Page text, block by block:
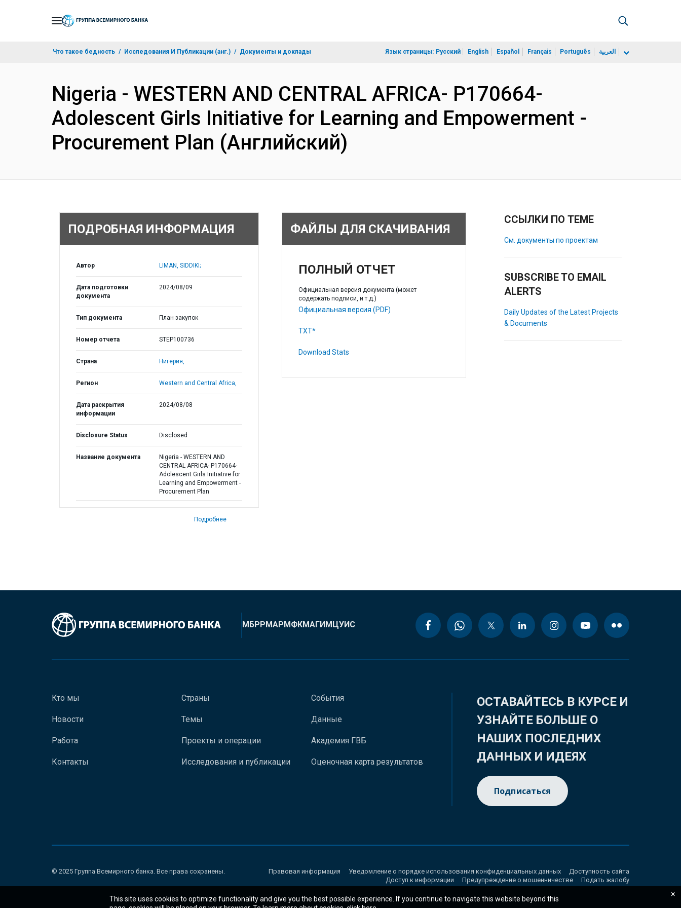
Что такое бедность Исследования И Публикации (анг.) Документы и доклады Язык страницы: Русский English Español Français Português العربية
Nigeria - WESTERN AND CENTRAL AFRICA- P170664-
Adolescent Girls Initiative for Learning and Empowerment -
Procurement Plan (Английский)
ПОДРОБНАЯ ИНФОРМАЦИЯ
Автор LIMAN, SIDDIKI;
Дата подготовки
документа
2024/08/09
Тип документа План закупок
Номер отчета STEP100736
Страна Нигерия,
Регион Western and Central Africa,
Дата раскрытия
информации
2024/08/08
Disclosure Status Disclosed
Название документа
Nigeria - WESTERN AND
CENTRAL AFRICA- P170664-
Adolescent Girls Initiative for
Learning and Empowerment -
Procurement Plan
Подробнее
ФАЙЛЫ ДЛЯ СКАЧИВАНИЯ
ПОЛНЫЙ ОТЧЕТ
Официальная версия документа (может
содержать подписи, и т.д.)
Официальная версия (PDF)
TXT*
Download Stats
ССЫЛКИ ПО ТЕМЕ
См. документы по проектам
SUBSCRIBE TO EMAIL
ALERTS
Daily Updates of the Latest Projects
& Documents
МБРРМАРМФКМАГИМЦУИС
Кто мы
Новости
Работа
Контакты
Страны
Темы
Проекты и операции
Исследования и публикации
События
Данные
Академия ГВБ
Оценочная карта результатов
ОСТАВАЙТЕСЬ В КУРСЕ И
УЗНАЙТЕ БОЛЬШЕ О
НАШИХ ПОСЛЕДНИХ
ДАННЫХ И ИДЕЯХ
Подписаться
© 2025 Группа Всемирного банка. Все права сохранены. Правовая информация Уведомление о порядке использования конфиденциальных данных
Доступность сайта
Доступ к информации
Предупреждение о мошенничестве Подать жалобу
This site uses cookies to optimize functionality and give you the best possible experience. If you continue to navigate this website beyond this
×